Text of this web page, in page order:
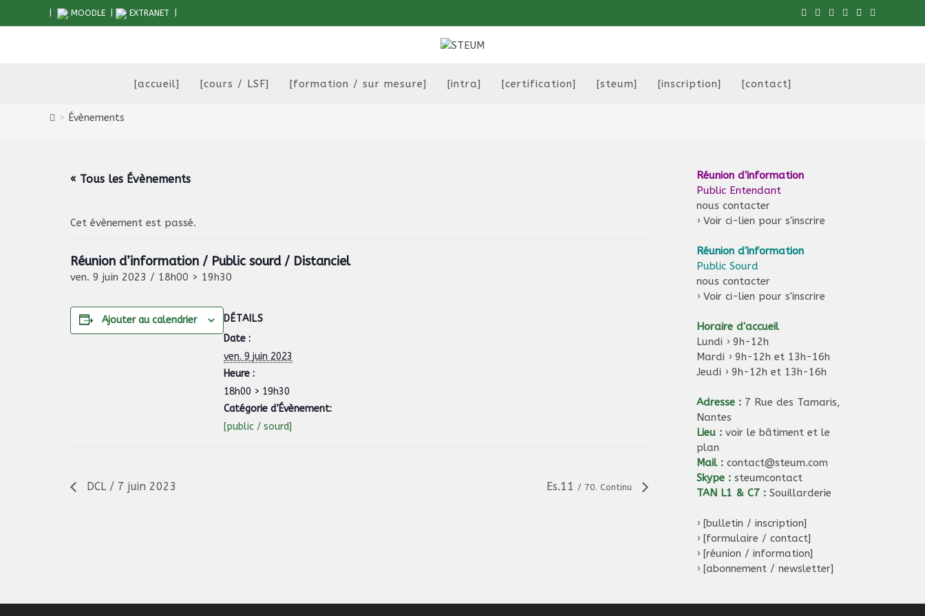
MOODLE EXTRANET
[accueil] [cours / LSF] [formation / sur mesure] [intra] [certification] [steum] [inscription] [contact]
> Évènements
« Tous les Évènements
Cet évènement est passé.
Réunion d’information / Public sourd / Distanciel
ven. 9 juin 2023 / 18h00 > 19h30
Ajouter au calendrier
DÉTAILS
Date :
ven. 9 juin 2023
Heure :
18h00 > 19h30
Catégorie d’Évènement:
[public / sourd]
DCL / 7 juin 2023 Es.11 / 70. Continu
Réunion d'information
Public Entendant
nous contacter
› Voir ci-lien pour s'inscrire
Réunion d'information
Public Sourd
nous contacter
› Voir ci-lien pour s'inscrire
Horaire d'accueil
Lundi › 9h-12h
Mardi › 9h-12h et 13h-16h
Jeudi › 9h-12h et 13h-16h
Adresse : 7 Rue des Tamaris,
Nantes
Lieu : voir le bâtiment et le
plan
Mail : contact@steum.com
Skype : steumcontact
TAN L1 & C7 : Souillarderie
› [bulletin / inscription]
› [formulaire / contact]
› [réunion / information]
› [abonnement / newsletter]